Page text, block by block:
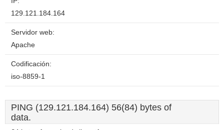
129.121.184.164
Servidor web:
Apache
Codificación:
iso-8859-1
PING (129.121.184.164) 56(84) bytes of
data.